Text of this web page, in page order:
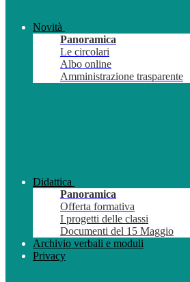
Novità
Panoramica
Le circolari
Albo online
Amministrazione trasparente
Didattica
Panoramica
Offerta formativa
I progetti delle classi
Documenti del 15 Maggio
Archivio verbali e moduli
Privacy